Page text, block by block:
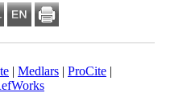
| Medlars | ProCite |